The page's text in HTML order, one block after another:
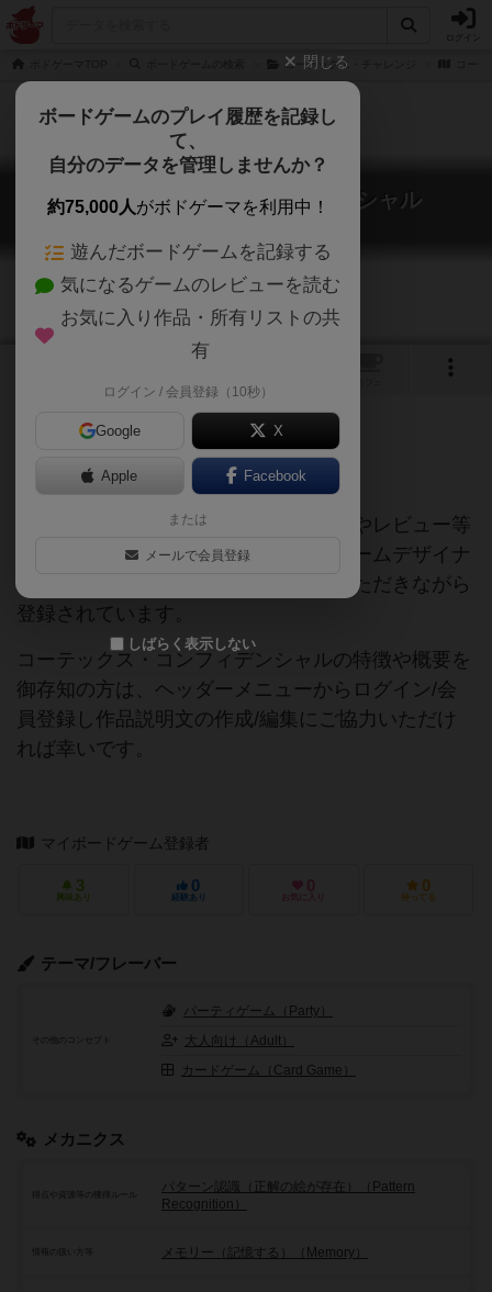
コーテックス・チャレンジ
コーテックス・コンフィデンシャル
CorteXXX Confidential
ご協力ください
当サイトに掲載されている作品説明文やレビュー等
の情報は、ボドゲーマ運営事務局・ゲームデザイナ
ーご本人様・有志の皆様にご協力をいただきながら
登録されています。
コーテックス・コンフィデンシャルの特徴や概要を
御存知の方は、ヘッダーメニューからログイン/会
員登録し作品説明文の作成/編集にご協力いただけ
れば幸いです。
マイボードゲーム登録者
3
興味あり
0
経験あり
0
お気に入り
0
持ってる
テーマ/フレーバー
その他のコンセプト
パーティゲーム（Party）
大人向け（Adult）
カードゲーム（Card Game）
メカニクス
パターン認識（正解の絵が存在）（Pattern
Recognition）
メモリー（記憶する）（Memory）
閉じる
ボードゲームのプレイ履歴を記録し
て、
自分のデータを管理しませんか？
約75,000人がボドゲーマを利用中！
遊んだボードゲームを記録する
気になるゲームのレビューを読む
お気に入り作品・所有リストの共
有
ログイン / 会員登録（10秒）
Google X
Apple Facebook
または
メールで会員登録
しばらく表示しない